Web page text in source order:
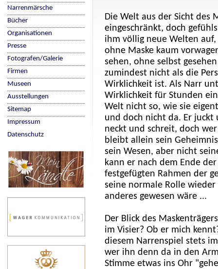
Die Welt aus der Sicht des
eingeschränkt, doch
ihm völlig neue Welten
ohne Maske kaum
sehen, ohne selbst
zumindest nicht als die
Wirklichkeit ist. Als Narr
Wirklichkeit für Stunden
Welt nicht so, wie sie
und doch nicht da. Er juckt
neckt und schreit, doch
bleibt allein sein
sein Wesen, aber nicht
kann er nach dem Ende
festgefügten Rahmen der
seine normale Rolle
anderes gewesen wäre ...
Der Blick des
im Visier? Ob er mich
diesem Narrenspiel stets
wer ihn denn da in den
Stimme etwas ins Ohr
Narrenmärsche
Bücher
Organisationen
Presse
Fotografen/Galerie
Firmen
Museen
Ausstellungen
Sitemap
Impressum
Datenschutz